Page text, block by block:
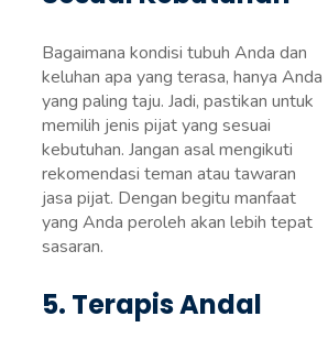
Bagaimana kondisi tubuh Anda dan
keluhan apa yang terasa, hanya Anda
yang paling taju. Jadi, pastikan untuk
memilih jenis pijat yang sesuai
kebutuhan. Jangan asal mengikuti
rekomendasi teman atau tawaran
jasa pijat. Dengan begitu manfaat
yang Anda peroleh akan lebih tepat
sasaran.
5. Terapis Andal